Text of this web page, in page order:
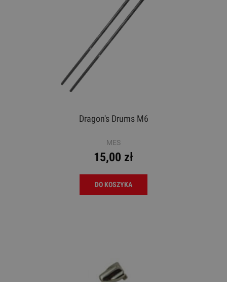
Dragon's Drums M6
MES
15,00 zł
DO KOSZYKA